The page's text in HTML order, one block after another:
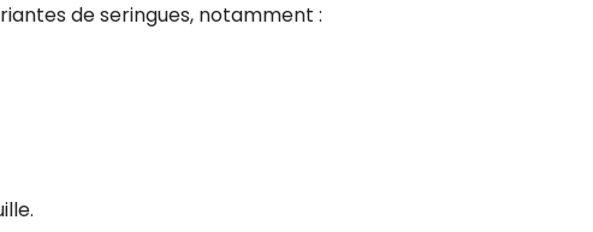
de seringues, notamment :